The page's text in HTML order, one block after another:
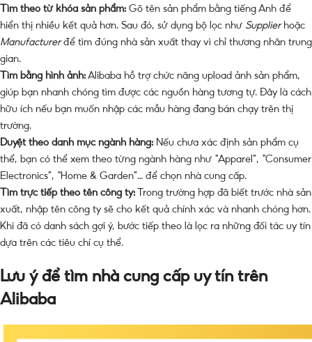
Tìm theo từ khóa sản phẩm: Gõ tên sản phẩm bằng tiếng Anh để
hiển thị nhiều kết quả hơn. Sau đó, sử dụng bộ lọc như Supplierhoặc
Manufacturerđể tìm đúng nhà sản xuất thay vì chỉ thương nhân trung
gian.
Tìm bằng hình ảnh: Alibaba hỗ trợ chức năng upload ảnh sản phẩm,
giúp bạn nhanh chóng tìm được các nguồn hàng tương tự. Đây là cách
hữu ích nếu bạn muốn nhập các mẫu hàng đang bán chạy trên thị
trường.
Duyệt theo danh mục ngành hàng: Nếu chưa xác định sản phẩm cụ
thể, bạn có thể xem theo từng ngành hàng như “Apparel”, “Consumer
Electronics”, “Home & Garden”… để chọn nhà cung cấp.
Tìm trực tiếp theo tên công ty: Trong trường hợp đã biết trước nhà sản
xuất, nhập tên công ty sẽ cho kết quả chính xác và nhanh chóng hơn.
Khi đã có danh sách gợi ý, bước tiếp theo là lọc ra những đối tác uy tín
dựa trên các tiêu chí cụ thể.
Lưu ý để tìm nhà cung cấp uy tín trên
Alibaba